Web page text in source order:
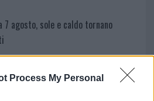
Process My Personal
7 agosto, sole e caldo tornano
rampe chiuse ancora fino a